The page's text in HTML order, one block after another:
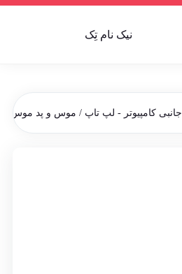
جانبی کامپیوتر - لپ تاپ / موس و پد موس